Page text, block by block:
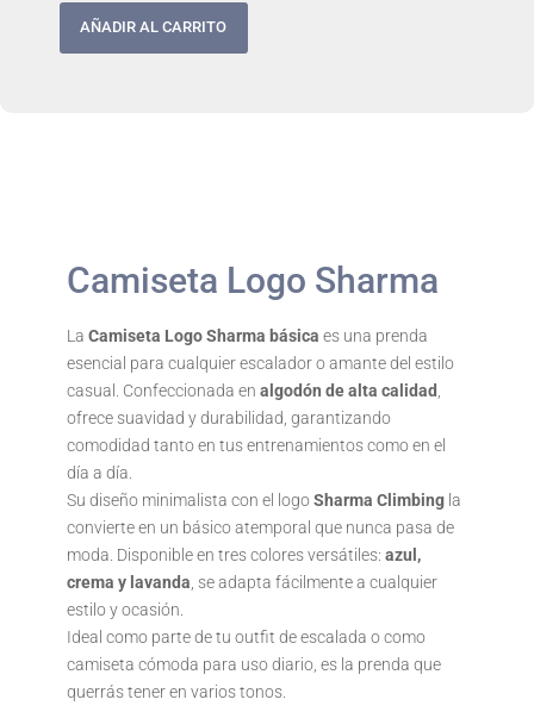
AÑADIR AL CARRITO
Camiseta Logo Sharma
La Camiseta Logo Sharma básica es una prenda
esencial para cualquier escalador o amante del estilo
casual. Confeccionada en algodón de alta calidad
ofrece suavidad y durabilidad, garantizando
comodidad tanto en tus entrenamientos como en el
día a día.
Su diseño minimalista con el logoSharma Climbing la
convierte en un básico atemporal que nunca pasa de
moda. Disponible en tres colores versátiles: azul,
crema y lavanda , se adapta fácilmente a cualquier
estilo y ocasión.
Ideal como parte de tu outfit de escalada o como
camiseta cómoda para uso diario, es la prenda que
querrás tener en varios tonos.